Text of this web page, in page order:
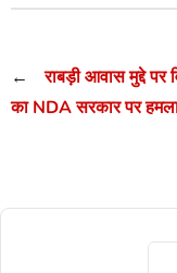
←
राबड़ी आवास मुद्दे पर
का NDA सरकार पर